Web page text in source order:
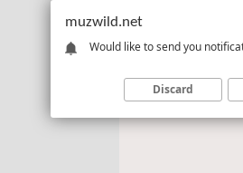
muzwild.net
Would like to send you
Discard